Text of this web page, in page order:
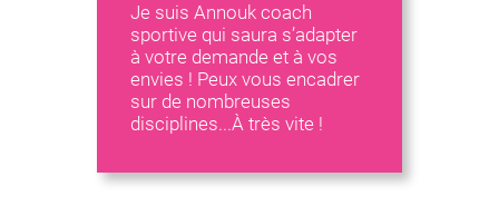
Je suis Annouk coach
sportive qui saura s’adapter
à votre demande et à vos
envies ! Peux vous encadrer
sur de nombreuses
disciplines...À très vite !